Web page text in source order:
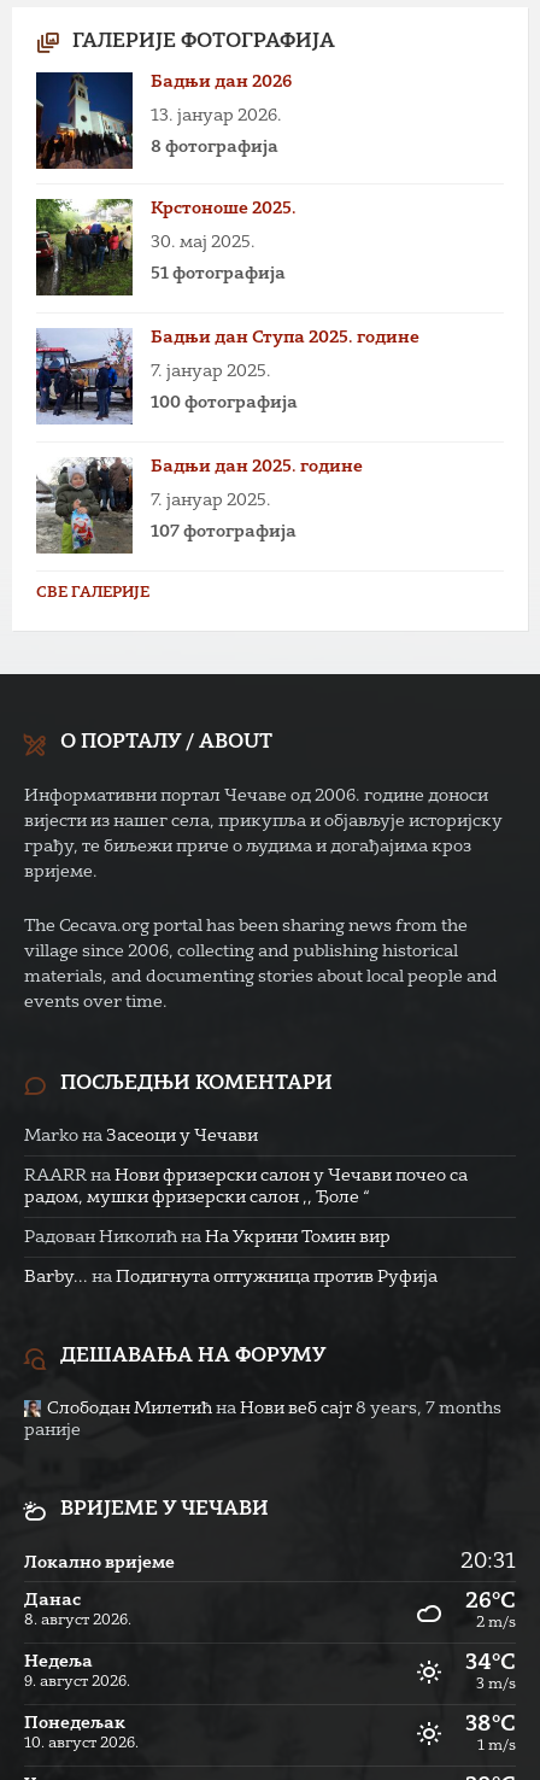
ГАЛЕРИЈЕ ФОТОГРАФИЈА
Бадњи дан 2026
13. јануар 2026.
8 фотографија
Крстоноше 2025.
30. мај 2025.
51 фотографија
Бадњи дан Ступа 2025. године
7. јануар 2025.
100 фотографија
Бадњи дан 2025. године
7. јануар 2025.
107 фотографија
СВЕ ГАЛЕРИЈЕ
О ПОРТАЛУ / ABOUT
Информативни портал Чечаве од 2006. године доноси
вијести из нашег села, прикупља и објављује историјску
грађу, те биљежи приче о људима и догађајима кроз
вријеме.
The Cecava.org portal has been sharing news from the
village since 2006, collecting and publishing historical
materials, and documenting stories about local people and
events over time.
ПОСЉЕДЊИ КОМЕНТАРИ
Marko на Засеоци у Чечави
RAARR на Нови фризерски салон у Чечави почео са
радом, мушки фризерски салон ,, Ђоле “
Радован Николић на На Укрини Томин вир
Barby... на Подигнута оптужница против Руфија
ДЕШАВАЊА НА ФОРУМУ
Слободан Милетић на Нови веб сајт 8 years, 7 months
раније
ВРИЈЕМЕ У ЧЕЧАВИ
Локално вријеме 20:31
Данас
8. август 2026.
26°C
2 m/s
Недеља
9. август 2026.
34°C
3 m/s
Понедељак
10. август 2026.
38°C
1 m/s